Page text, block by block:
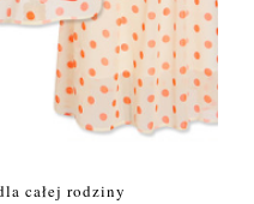
całej rodziny